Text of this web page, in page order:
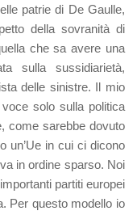
patrie di De Gaulle,
della sovranità di
che sa avere una
sulla sussidiarietà,
delle sinistre. Il mio
solo sulla politica
come sarebbe dovuto
un’Ue in cui ci dicono
in ordine sparso. Noi
partiti europei
Per questo modello io